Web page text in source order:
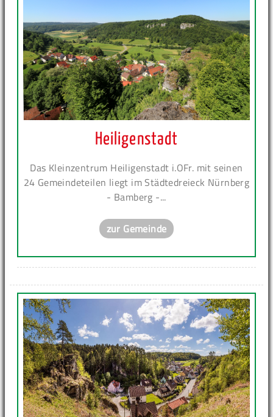
Heiligenstadt
Das Kleinzentrum Heiligenstadt i.OFr. mit seinen
24 Gemeindeteilen liegt im Städtedreieck Nürnberg
- Bamberg -...
zur Gemeinde